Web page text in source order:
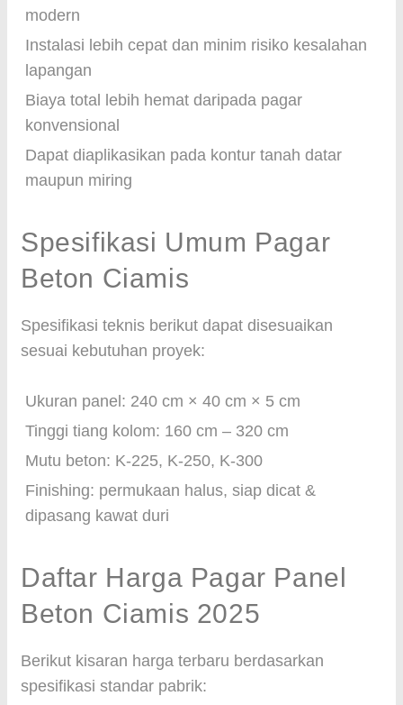
modern
Instalasi lebih cepat dan minim risiko kesalahan
lapangan
Biaya total lebih hemat daripada pagar
konvensional
Dapat diaplikasikan pada kontur tanah datar
maupun miring
Spesifikasi Umum Pagar
Beton Ciamis
Spesifikasi teknis berikut dapat disesuaikan
sesuai kebutuhan proyek:
Ukuran panel: 240 cm × 40 cm × 5 cm
Tinggi tiang kolom: 160 cm – 320 cm
Mutu beton: K-225, K-250, K-300
Finishing: permukaan halus, siap dicat &
dipasang kawat duri
Daftar Harga Pagar Panel
Beton Ciamis 2025
Berikut kisaran harga terbaru berdasarkan
spesifikasi standar pabrik: